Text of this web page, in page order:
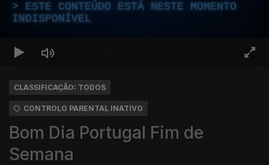
ESTE CONTEÚDO ESTÁ NESTE MOMENTO
INDISPONÍVEL
CLASSIFICAÇÃO: TODOS
CONTROLO PARENTAL INATIVO
Bom Dia Portugal Fim de
Semana